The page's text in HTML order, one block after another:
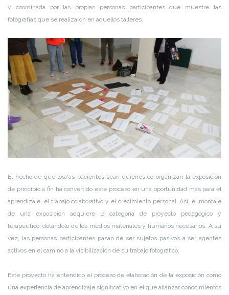
y coordinada por las propias personas participantes que muestre las
fotografías que se realizaron en aquellos talleres.
El hecho de que los/as pacientes sean quienes co-organizan la exposición
de principio a fin ha convertido este proceso en una oportunidad más para el
aprendizaje, el trabajo colaborativo y el crecimiento personal. Así, el montaje
de una exposición adquiere la categoría de proyecto pedagógico y
terapéutico, dotándolo de los medios materiales y humanos necesarios. A su
vez, las personas participantes pasan de ser sujetos pasivos a ser agentes
activos en el camino a la visibilización de su trabajo fotográfico.
Este proyecto ha entendido el proceso de elaboración de la exposición como
una experiencia de aprendizaje significativo en el que afianzar conocimientos